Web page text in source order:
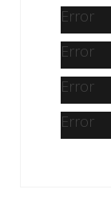
Error
Error
Error
Error